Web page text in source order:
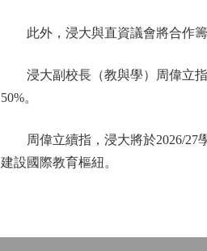
此外，浸大與直資議會將合作籌
浸大副校長（教與學）周偉立指
50%。
周偉立續指，浸大將於2026/27學
建設國際教育樞紐。